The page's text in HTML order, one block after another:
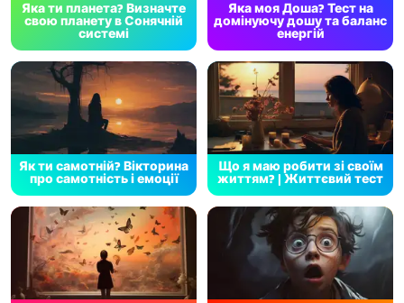
Яка ти планета? Визначте
свою планету в Сонячній
системі
Яка моя Доша? Тест на
домінуючу дошу та баланс
енергій
Як ти самотній? Вікторина
про самотність і емоції
Що я маю робити зі своїм
життям? | Життєвий тест